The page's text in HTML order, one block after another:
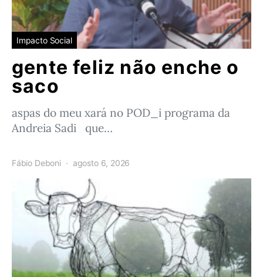
Impacto Social
gente feliz não enche o
saco
aspas do meu xará no POD_i programa da
Andreia Sadi que…
Fábio Deboni agosto 6, 2026